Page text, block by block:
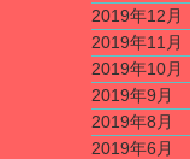
2019年12月
2019年11月
2019年10月
2019年9月
2019年8月
2019年6月